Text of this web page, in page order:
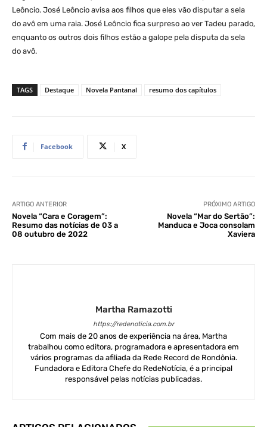
Leôncio. José Leôncio avisa aos filhos que eles vão disputar a sela
do avô em uma raia. José Leôncio fica surpreso ao ver Tadeu parado,
enquanto os outros dois filhos estão a galope pela disputa da sela
do avô.
TAGS Destaque Novela Pantanal resumo dos capítulos
Facebook X
ARTIGO ANTERIOR
Novela “Cara e Coragem”:
Resumo das notícias de 03 a
08 outubro de 2022
PRÓXIMO ARTIGO
Novela “Mar do Sertão”:
Manduca e Joca consolam
Xaviera
Martha Ramazotti
https://redenoticia.com.br
Com mais de 20 anos de experiência na área, Martha
trabalhou como editora, programadora e apresentadora em
vários programas da afiliada da Rede Record de Rondônia.
Fundadora e Editora Chefe do RedeNotícia, é a principal
responsável pelas notícias publicadas.